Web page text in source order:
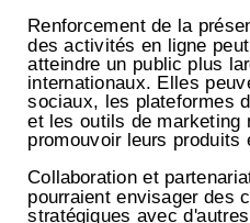
Renforcement de la
des activités en ligne
atteindre un public plus
internationaux. Elles
sociaux, les plateformes
et les outils de marketing
promouvoir leurs produits
Collaboration et
pourraient envisager des
stratégiques avec